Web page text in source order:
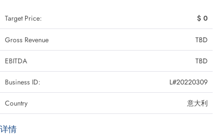
Target Price: $ 0
Gross Revenue TBD
EBITDA TBD
Business ID: L#20220309
Country 意大利
详情